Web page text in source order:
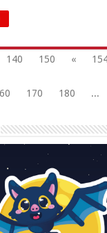
140 150 «
170 180 ...